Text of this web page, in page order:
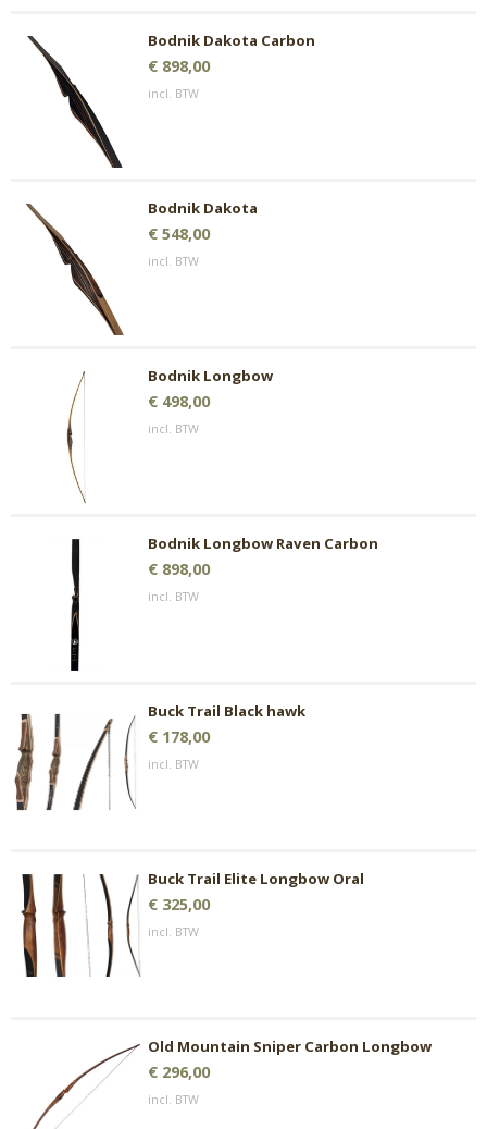
Bodnik Dakota Carbon
€ 898,00
incl. BTW
Bodnik Dakota
€ 548,00
incl. BTW
Bodnik Longbow
€ 498,00
incl. BTW
Bodnik Longbow Raven Carbon
€ 898,00
incl. BTW
Buck Trail Black hawk
€ 178,00
incl. BTW
Buck Trail Elite Longbow Oral
€ 325,00
incl. BTW
Old Mountain Sniper Carbon Longbow
€ 296,00
incl. BTW